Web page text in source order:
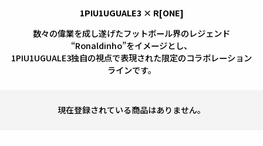
1PIU1UGUALE3 × R[ONE]
数々の偉業を成し遂げたフットボール界のレジェンド
“Ronaldinho”をイメージとし、
1PIU1UGUALE3独自の視点で表現された限定のコラボレーション
ラインです。
現在登録されている商品はありません。